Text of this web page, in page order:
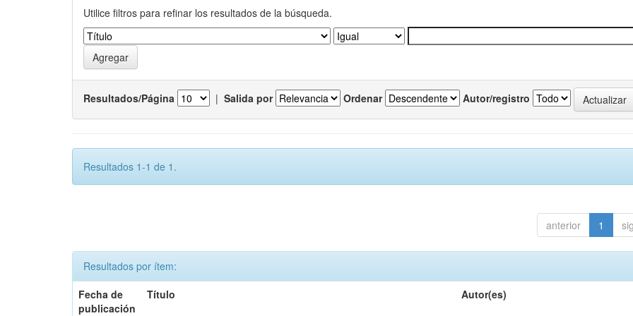
Utilice filtros para refinar los resultados de la búsqueda.
Resultados/Página | Salida por Ordenar Autor/registro
Resultados 1-1 de 1.
anterior 1
Resultados por ítem:
Fecha de
publicación
Título Autor(es)